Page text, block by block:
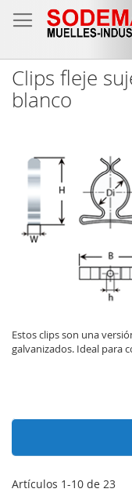
al
contenido
Clips fleje
blanco
Estos clips son una
galvanizados. Ideal para
Artículos 1-10 de 23